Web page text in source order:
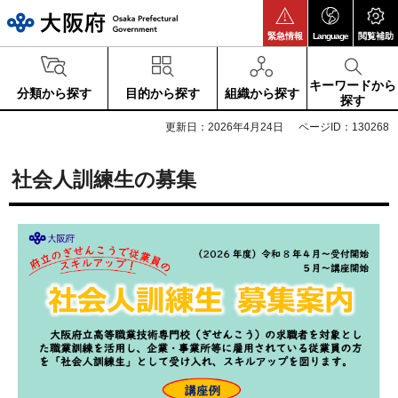
緊急情報 Language 閲覧補助
分類から探す 目的から探す 組織から探す
キーワードから
探す
更新日：2026年4月24日 ページID：130268
社会人訓練生の募集